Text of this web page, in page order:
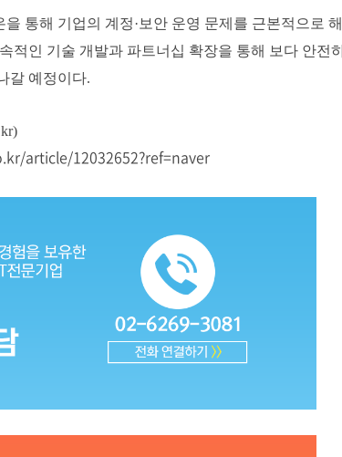
통해 기업의 계정·보안 운영 문제를 근본적으로
적인 기술 개발과 파트너십 확장을 통해 보다 안전
갈 예정이다.
article/12032652?ref=naver